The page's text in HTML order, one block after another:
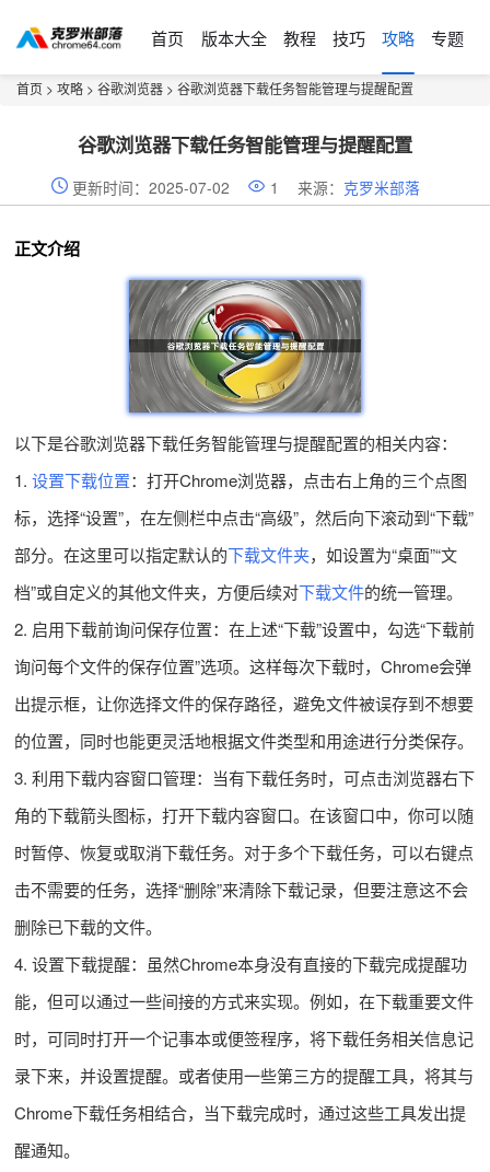
首页 版本大全 教程 技巧 攻略 专题
首页 > 攻略 > 谷歌浏览器 > 谷歌浏览器下载任务智能管理与提醒配置
谷歌浏览器下载任务智能管理与提醒配置
更新时间：2025-07-02 1 来源： 克罗米部落
正文介绍
以下是谷歌浏览器下载任务智能管理与提醒配置的相关内容：
1. 设置下载位置：打开Chrome浏览器，点击右上角的三个点图
标，选择“设置”，在左侧栏中点击“高级”，然后向下滚动到“下载”
部分。在这里可以指定默认的下载文件夹，如设置为“桌面”“文
档”或自定义的其他文件夹，方便后续对下载文件的统一管理。
2. 启用下载前询问保存位置：在上述“下载”设置中，勾选“下载前
询问每个文件的保存位置”选项。这样每次下载时，Chrome会弹
出提示框，让你选择文件的保存路径，避免文件被误存到不想要
的位置，同时也能更灵活地根据文件类型和用途进行分类保存。
3. 利用下载内容窗口管理：当有下载任务时，可点击浏览器右下
角的下载箭头图标，打开下载内容窗口。在该窗口中，你可以随
时暂停、恢复或取消下载任务。对于多个下载任务，可以右键点
击不需要的任务，选择“删除”来清除下载记录，但要注意这不会
删除已下载的文件。
4. 设置下载提醒：虽然Chrome本身没有直接的下载完成提醒功
能，但可以通过一些间接的方式来实现。例如，在下载重要文件
时，可同时打开一个记事本或便签程序，将下载任务相关信息记
录下来，并设置提醒。或者使用一些第三方的提醒工具，将其与
Chrome下载任务相结合，当下载完成时，通过这些工具发出提
醒通知。